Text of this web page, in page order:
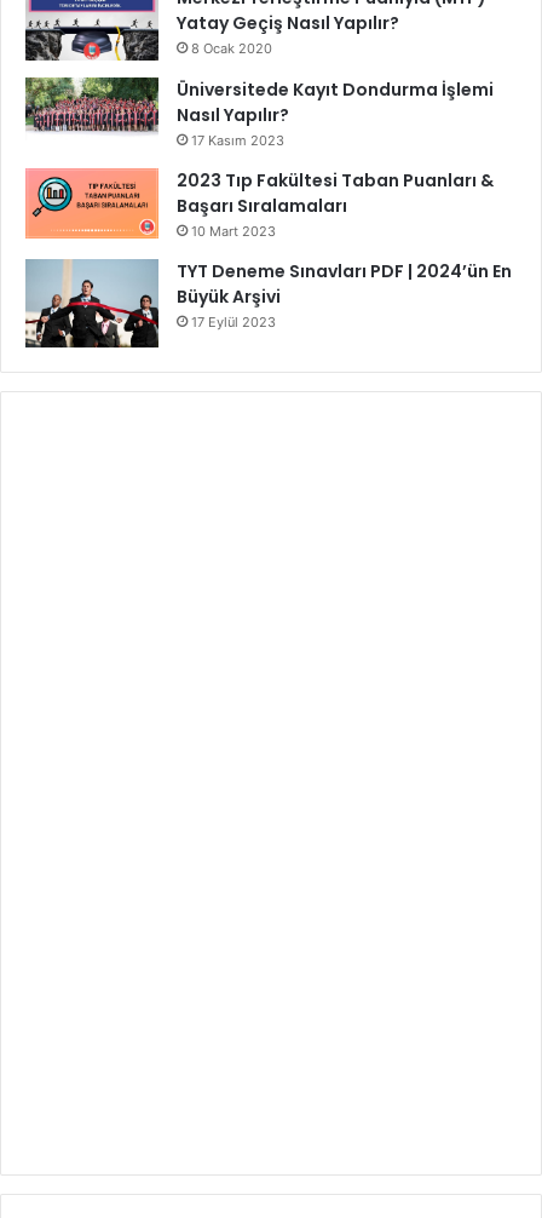
Yatay Geçiş Nasıl Yapılır?
8 Ocak 2020
Üniversitede Kayıt Dondurma İşlemi
Nasıl Yapılır?
17 Kasım 2023
2023 Tıp Fakültesi Taban Puanları &
Başarı Sıralamaları
10 Mart 2023
TYT Deneme Sınavları PDF | 2024’ün En
Büyük Arşivi
17 Eylül 2023